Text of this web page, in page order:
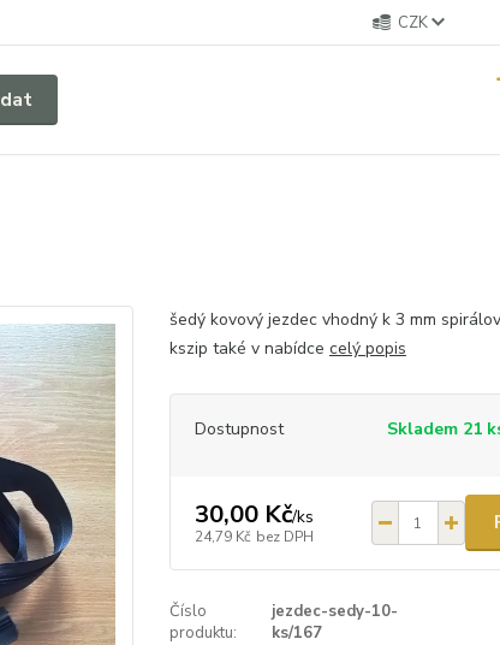
CZK
šedý kovový jezdec vhodný k 3 mm
kszip také v nabídce celý popis
Dostupnost Skladem 21
30,00 Kč/ks
24,79 Kč bez DPH
Číslo
produktu:
jezdec-sedy-10-
ks/167